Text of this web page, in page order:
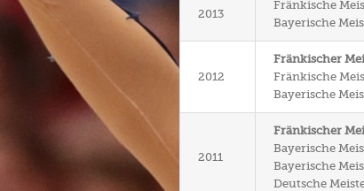
2013
Fränkische
Bayerische
2012
Fränkischer
Fränkische
Bayerische
2011
Fränkischer
Bayerische
Bayerische
Deutsche